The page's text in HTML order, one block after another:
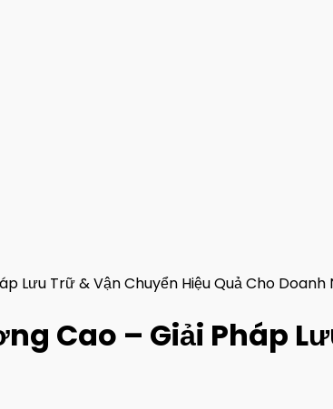
Lưu Trữ & Vận Chuyển Hiệu Quả Cho Doanh
Cao – Giải Pháp